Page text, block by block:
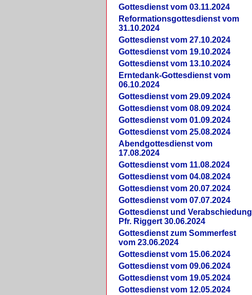
Gottesdienst vom 03.11.2024
Reformationsgottesdienst vom
31.10.2024
Gottesdienst vom 27.10.2024
Gottesdienst vom 19.10.2024
Gottesdienst vom 13.10.2024
Erntedank-Gottesdienst vom
06.10.2024
Gottesdienst vom 29.09.2024
Gottesdienst vom 08.09.2024
Gottesdienst vom 01.09.2024
Gottesdienst vom 25.08.2024
Abendgottesdienst vom
17.08.2024
Gottesdienst vom 11.08.2024
Gottesdienst vom 04.08.2024
Gottesdienst vom 20.07.2024
Gottesdienst vom 07.07.2024
Gottesdienst und Verabschiedung
Pfr. Riggert 30.06.2024
Gottesdienst zum Sommerfest
vom 23.06.2024
Gottesdienst vom 15.06.2024
Gottesdienst vom 09.06.2024
Gottesdienst vom 19.05.2024
Gottesdienst vom 12.05.2024